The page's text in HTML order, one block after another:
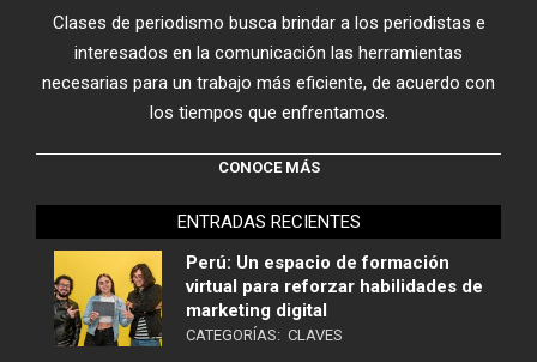
Clases de periodismo busca brindar a los periodistas e
interesados en la comunicación las herramientas
necesarias para un trabajo más eficiente, de acuerdo con
los tiempos que enfrentamos.
CONOCE MÁS
ENTRADAS RECIENTES
Perú: Un espacio de formación
virtual para reforzar habilidades de
marketing digital
CATEGORÍAS: CLAVES